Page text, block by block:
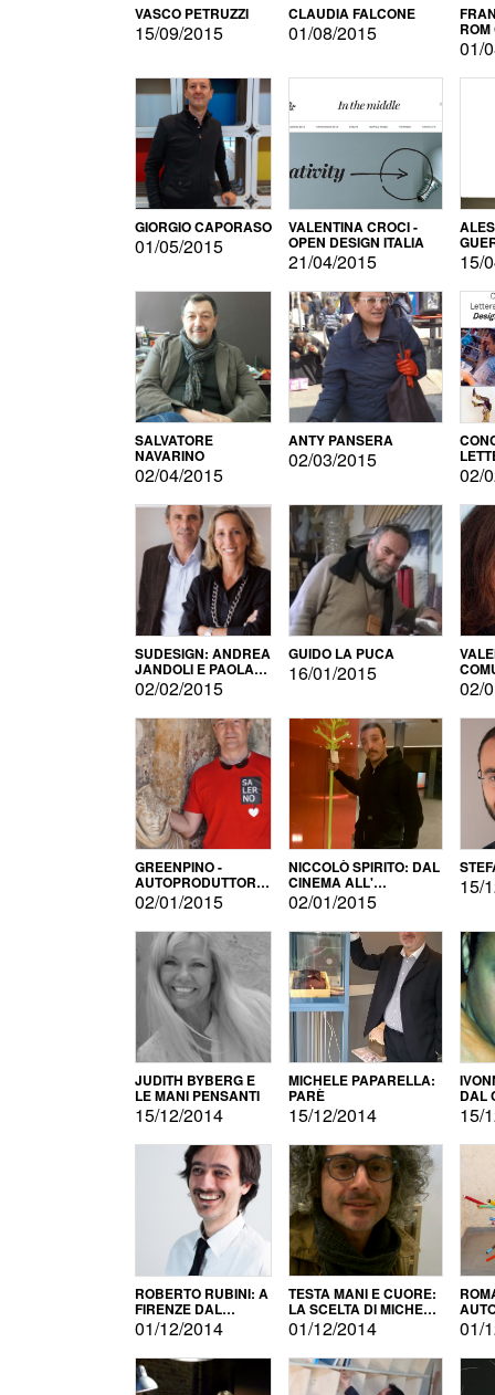
VASCO PETRUZZI
15/09/2015
CLAUDIA FALCONE
01/08/2015
01/
GIORGIO CAPORASO
01/05/2015
VALENTINA CROCI -
OPEN DESIGN ITALIA
21/04/2015 15/
SALVATORE
NAVARINO
02/04/2015
ANTY PANSERA
02/03/2015
02/
SUDESIGN: ANDREA
JANDOLI E PAOLA
PISAPIA
02/02/2015
GUIDO LA PUCA
16/01/2015
02/
GREENPINO -
AUTOPRODUTTORE
PER AMORE
02/01/2015
NICCOLÒ SPIRITO: DAL
CINEMA ALL'
AUTOPRODUZIONE
02/01/2015
15/
JUDITH BYBERG E
LE MANI PENSANTI
15/12/2014
MICHELE PAPARELLA:
PARÈ
15/12/2014
DAL
15/
ROBERTO RUBINI: A
FIRENZE DAL
PRODOTTO ALLA
PROMOZIONE
01/12/2014
TESTA MANI E CUORE:
LA SCELTA DI MICHELE
BARBERIO
01/12/2014 01/